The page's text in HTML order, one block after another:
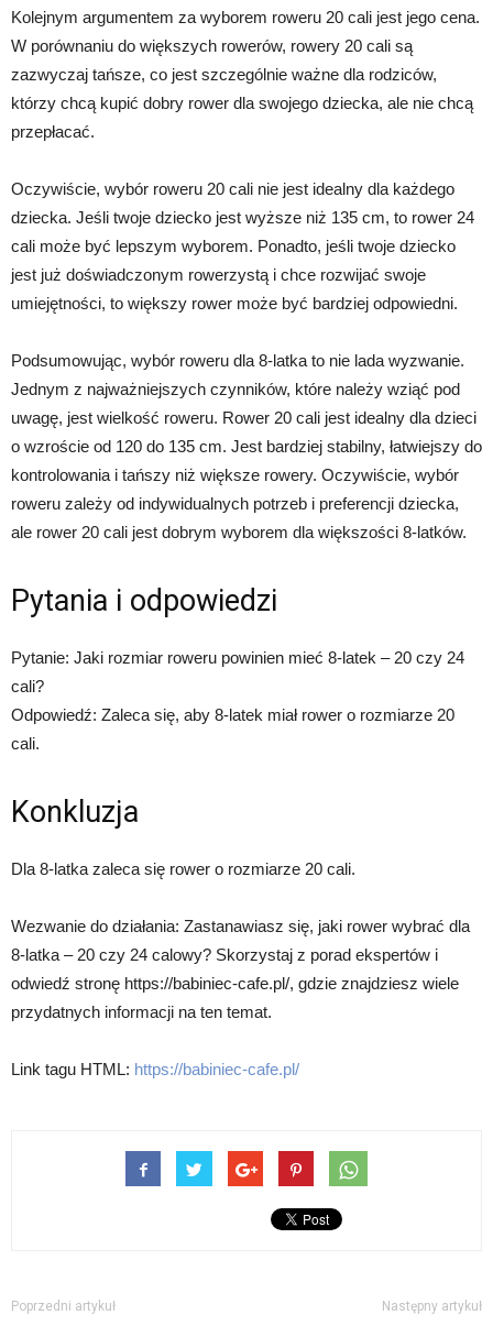
Kolejnym argumentem za wyborem roweru 20 cali jest jego cena.
W porównaniu do większych rowerów, rowery 20 cali są
zazwyczaj tańsze, co jest szczególnie ważne dla rodziców,
którzy chcą kupić dobry rower dla swojego dziecka, ale nie chcą
przepłacać.
Oczywiście, wybór roweru 20 cali nie jest idealny dla każdego
dziecka. Jeśli twoje dziecko jest wyższe niż 135 cm, to rower 24
cali może być lepszym wyborem. Ponadto, jeśli twoje dziecko
jest już doświadczonym rowerzystą i chce rozwijać swoje
umiejętności, to większy rower może być bardziej odpowiedni.
Podsumowując, wybór roweru dla 8-latka to nie lada wyzwanie.
Jednym z najważniejszych czynników, które należy wziąć pod
uwagę, jest wielkość roweru. Rower 20 cali jest idealny dla dzieci
o wzroście od 120 do 135 cm. Jest bardziej stabilny, łatwiejszy do
kontrolowania i tańszy niż większe rowery. Oczywiście, wybór
roweru zależy od indywidualnych potrzeb i preferencji dziecka,
ale rower 20 cali jest dobrym wyborem dla większości 8-latków.
Pytania i odpowiedzi
Pytanie: Jaki rozmiar roweru powinien mieć 8-latek – 20 czy 24
cali?
Odpowiedź: Zaleca się, aby 8-latek miał rower o rozmiarze 20
cali.
Konkluzja
Dla 8-latka zaleca się rower o rozmiarze 20 cali.
Wezwanie do działania: Zastanawiasz się, jaki rower wybrać dla
8-latka – 20 czy 24 calowy? Skorzystaj z porad ekspertów i
odwiedź stronę https://babiniec-cafe.pl/, gdzie znajdziesz wiele
przydatnych informacji na ten temat.
Link tagu HTML: https://babiniec-cafe.pl/
Poprzedni artykuł Następny artykuł